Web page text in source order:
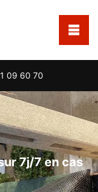
09 60 70
7j/7 en cas